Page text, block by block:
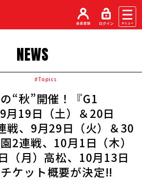
NEWS
#Topics
“秋”開催！『G1
月19日（土）＆20日
戦、9月29日（火）＆30
2連戦、10月1日（木）
（月）高松、10月13日
チケット概要が決定!!